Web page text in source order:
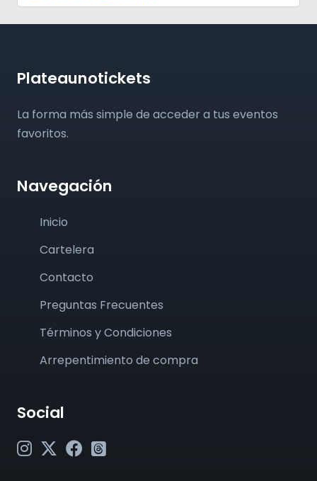
Plateaunotickets
La forma más simple de acceder a tus eventos
favoritos.
Navegación
Inicio
Cartelera
Contacto
Preguntas Frecuentes
Términos y Condiciones
Arrepentimiento de compra
Social